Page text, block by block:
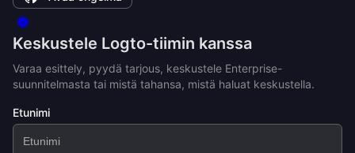
Keskustele Logto-tiimin kanssa
Varaa esittely, pyydä tarjous, keskustele Enterprise-
suunnitelmasta tai mistä tahansa, mistä haluat keskustella.
Etunimi